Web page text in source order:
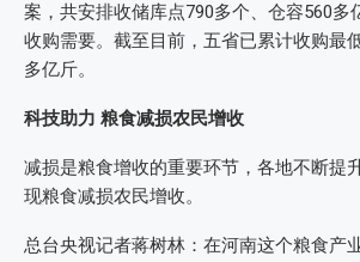
案，共安排收储库点790多个、仓容560多
收购需要。截至目前，五省已累计收购最
多亿斤。
科技助力 粮食减损农民增收
减损是粮食增收的重要环节，各地不断提
现粮食减损农民增收。
总台央视记者蒋树林：在河南这个粮食产